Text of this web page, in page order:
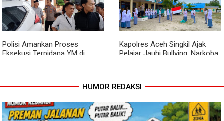
Ajak Warga Semarakkan HUT
RI ke-81 dengan Kibarkan
Merah Putih
Pengecoran Kepala Jembatan
Garuda dan Pengacian Terus
Dikebut
Polisi Amankan Proses
Eksekusi Terpidana YM di
Kapolres Aceh Singkil Ajak
Pelajar Jauhi Bullying, Narkoba,
HUMOR REDAKSI